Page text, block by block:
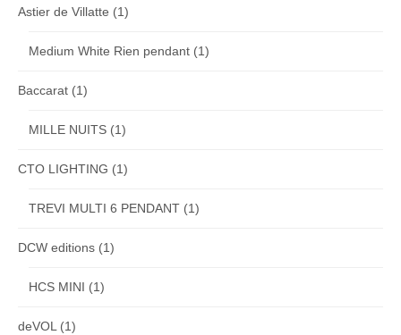
Astier de Villatte (1)
Medium White Rien pendant (1)
Baccarat (1)
MILLE NUITS (1)
CTO LIGHTING (1)
TREVI MULTI 6 PENDANT (1)
DCW editions (1)
HCS MINI (1)
deVOL(1)